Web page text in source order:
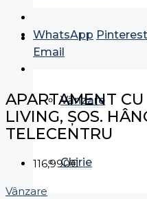
Case
Vânzare
Chirie
WhatsApp Pinterest
Email
APARTAMENT CU
LIVING, ȘOS.
TELECENTRU
116,990€
Vânzare